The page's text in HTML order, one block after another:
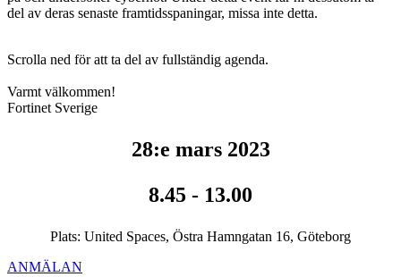
del av deras senaste framtidsspaningar, missa inte detta.
Scrolla ned för att ta del av fullständig agenda.
Varmt välkommen!
Fortinet Sverige
28:e mars 2023
8.45 - 13.00
Plats: United Spaces, Östra Hamngatan 16, Göteborg
ANMÄLAN